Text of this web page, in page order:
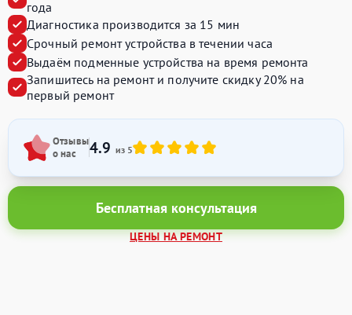
года
Диагностика производится за 15 мин
Срочный ремонт устройства в течении часа
Выдаём подменные устройства на время ремонта
Запишитесь на ремонт и получите скидку 20% на
первый ремонт
Отзывы
о нас
4.9 из 5
Бесплатная консультация
ЦЕНЫ НА РЕМОНТ